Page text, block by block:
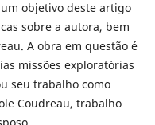
objetivo deste artigo
sobre a autora, bem
A obra em questão é
missões exploratórias
seu trabalho como
Coudreau, trabalho